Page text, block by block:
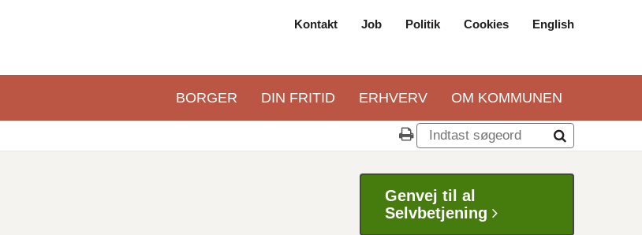
navigation
Kontakt Job Politik Cookies English
Primær
BORGER DIN FRITID ERHVERV OM KOMMUNEN
Genvej til al
Selvbetjening